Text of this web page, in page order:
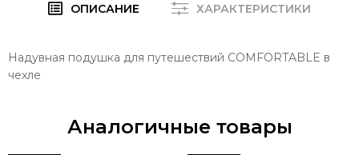
ОПИСАНИЕ ХАРАКТЕРИСТИКИ
Надувная подушка для путешествий COMFORTABLE в
чехле
Аналогичные товары